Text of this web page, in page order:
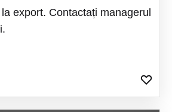
export. Contactați managerul